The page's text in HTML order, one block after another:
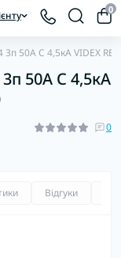
0
50А С 4,5кА VIDEX
50А С 4,5кА
0
Відгуки